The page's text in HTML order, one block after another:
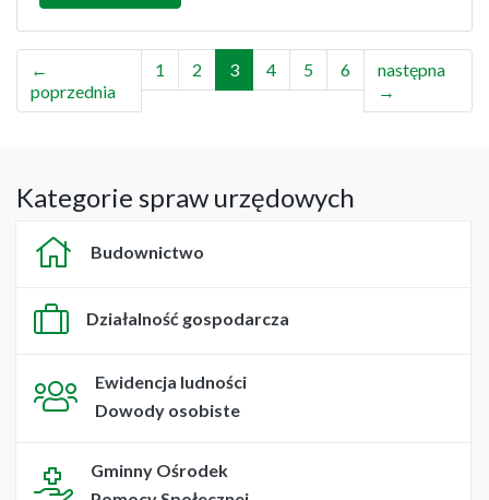
←
poprzednia
1 2 3 4 5 6
następna
→
Kategorie spraw urzędowych
Budownictwo
Działalność gospodarcza
Ewidencja ludności
Dowody osobiste
Gminny Ośrodek